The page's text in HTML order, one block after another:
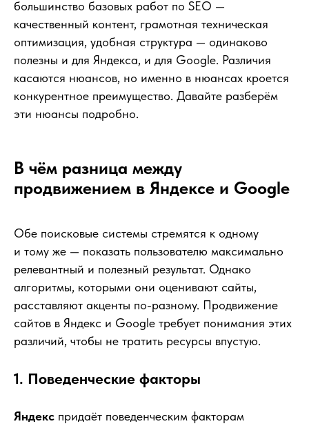
большинство базовых работ по SEO —
качественный контент, грамотная техническая
оптимизация, удобная структура — одинаково
полезны и для Яндекса, и для Google. Различия
касаются нюансов, но именно в нюансах кроется
конкурентное преимущество. Давайте разберём
эти нюансы подробно.
В чём разница между
продвижением в Яндексе и Google
Обе поисковые системы стремятся к одному
и тому же — показать пользователю максимально
релевантный и полезный результат. Однако
алгоритмы, которыми они оценивают сайты,
расставляют акценты по-разному. Продвижение
сайтов в Яндекс и Google требует понимания этих
различий, чтобы не тратить ресурсы впустую.
1. Поведенческие факторы
Яндекс придаёт поведенческим факторам